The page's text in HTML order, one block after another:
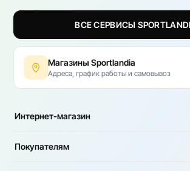
ВСЕ СЕРВИСЫ
Магазины Sportlandia
Адреса, график работы и самовывоз
Интернет-магазин
Покупателям